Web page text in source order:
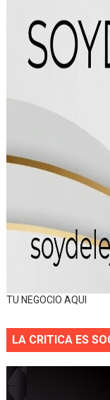
TU NEGOCIO AQUI
LA CRITICA ES